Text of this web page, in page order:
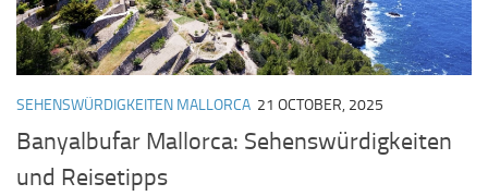
SEHENSWÜRDIGKEITEN MALLORCA 21 OCTOBER, 2025
Banyalbufar Mallorca: Sehenswürdigkeiten
und Reisetipps